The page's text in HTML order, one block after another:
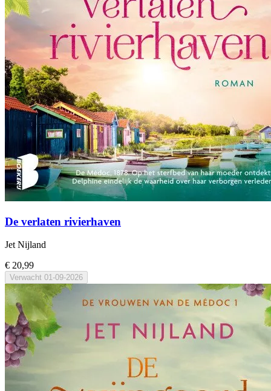
De verlaten rivierhaven
Jet Nijland
€ 20,99
Verwacht 01-09-2026